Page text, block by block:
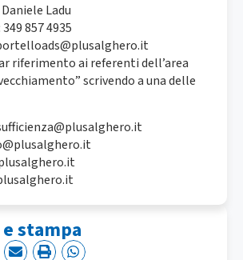
stampa
Ladu
857 4935
riferimento ai referenti dell’area
scrivendo a una delle